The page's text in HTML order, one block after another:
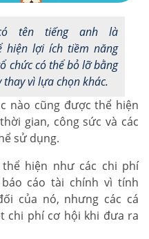
tên tiếng anh là
hiện lợi ích tiềm năng
chức có thể bỏ lỡ bằng
vì lựa chọn khác.
nào cũng được thể hiện
gian, công sức và các
sử dụng.
hiện như các chi phí
cáo tài chính vì tính
của nó, nhưng các cá
chi phí cơ hội khi đưa ra